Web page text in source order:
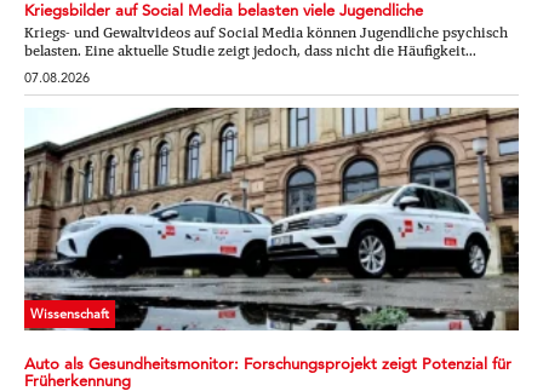
Kriegsbilder auf Social Media belasten viele Jugendliche
Kriegs- und Gewaltvideos auf Social Media können Jugendliche psychisch
belasten. Eine aktuelle Studie zeigt jedoch, dass nicht die Häufigkeit...
07.08.2026
Wissenschaft
Auto als Gesundheitsmonitor: Forschungsprojekt zeigt Potenzial für
Früherkennung